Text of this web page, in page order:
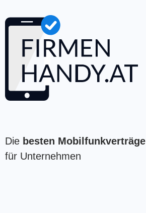
Die besten Mobilfunkverträge
für Unternehmen